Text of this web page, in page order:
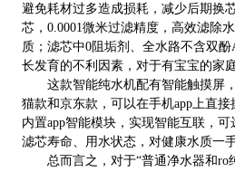
避免耗材过多造成损耗，减少后期换
芯，0.0001微米过滤精度，高效滤除
质； 滤芯中0阻垢剂、全水路不含双酚
长发育的不利因素，对于有宝宝的家
这款智能纯水机配有智能触摸屏
猫款和京东款，可以在⼿机app上直接
内置app智能模块，实现智能互联，可
滤芯寿命、用水状态，对健康水质一手
总而言之， 对于“普通净水器和ro